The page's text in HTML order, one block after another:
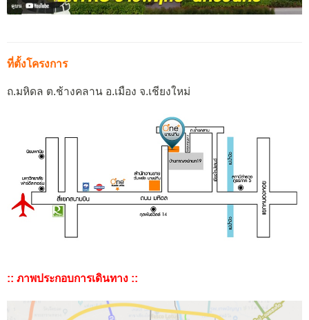
ที่ตั้งโครงการ
ถ.มหิดล ต.ช้างคลาน อ.เมือง จ.เชียงใหม่
:: ภาพประกอบการเดินทาง ::